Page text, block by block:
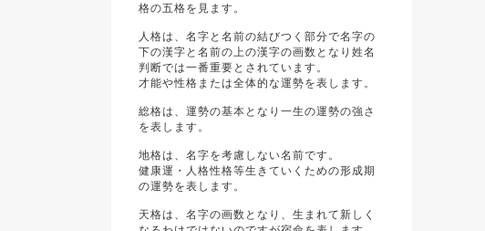
格の五格を見ます。
人格は、名字と名前の結びつく部分で名字の
下の漢字と名前の上の漢字の画数となり姓名
判断では一番重要とされています。
才能や性格または全体的な運勢を表します。
総格は、運勢の基本となり一生の運勢の強さ
を表します。
地格は、名字を考慮しない名前です。
健康運・人格性格等生きていくための形成期
の運勢を表します。
天格は、名字の画数となり、生まれて新しく